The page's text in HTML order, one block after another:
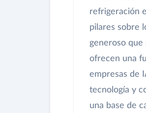
refrigeración
pilares sobre
generoso que
ofrecen una
empresas de
tecnología y
una base de